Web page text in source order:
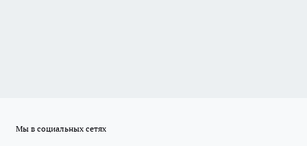
Мы в социальных сетях